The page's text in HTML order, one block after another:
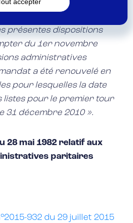
présentes dispositions
du 1er novembre
administratives
a été renouvelé en
pour lesquelles la date
listes pour le premier tour
31 décembre 2010 ».
28 mai 1982 relatif aux
paritaires
932 du 29 juillet 2015